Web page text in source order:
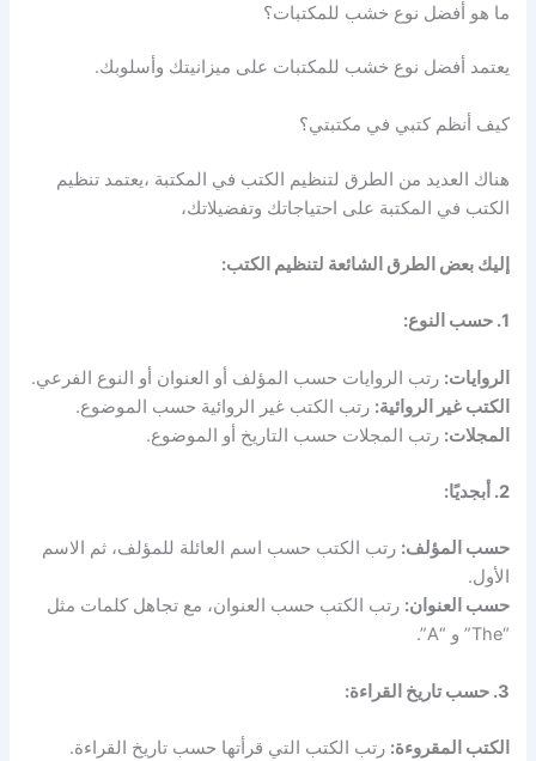
ما هو أفضل نوع خشب للمكتبات؟
يعتمد أفضل نوع خشب للمكتبات على ميزانيتك وأسلوبك.
كيف أنظم كتبي في مكتبتي؟
هناك العديد من الطرق لتنظيم الكتب في المكتبة ،يعتمد تنظيم
الكتب في المكتبة على احتياجاتك وتفضيلاتك،
إليك بعض الطرق الشائعة لتنظيم الكتب:
1. حسب النوع:
الروايات: رتب الروايات حسب المؤلف أو العنوان أو النوع الفرعي.
الكتب غير الروائية: رتب الكتب غير الروائية حسب الموضوع.
المجلات: رتب المجلات حسب التاريخ أو الموضوع.
2. أبجديًا:
حسب المؤلف: رتب الكتب حسب اسم العائلة للمؤلف، ثم الاسم
الأول.
حسب العنوان: رتب الكتب حسب العنوان، مع تجاهل كلمات مثل
“The” و “A”.
3. حسب تاريخ القراءة:
الكتب المقروءة: رتب الكتب التي قرأتها حسب تاريخ القراءة.